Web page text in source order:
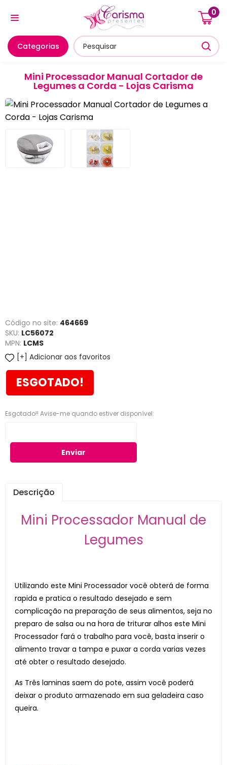
0
Categorias
Cozinha E Utensílios Mesa Posta E Servir Banheiro
Mini Processador Manual Cortador de
Legumes a Corda - Lojas Carisma
Código no site: 464669
SKU: LC56072
MPN: LCMS
Adicionar aos favoritos
ESGOTADO!
Esgotado!! Avise-me quando estiver disponível:
Enviar
Descrição
Mini Processador Manual de
Legumes
Utilizando este Mini Processador você obterá de forma
rapida e pratica o resultado desejado e sem
complicação na preparação de seus alimentos, seja no
preparo de salsa ou na hora de triturar alhos este Mini
Processador fará o trabalho para você, basta inserir o
alimento travar a tampa e puxar a corda varias vezes
até obter o resultado desejado.
As Três laminas saem do pote, assim você poderá
deixar o produto armazenado em sua geladeira caso
queira.